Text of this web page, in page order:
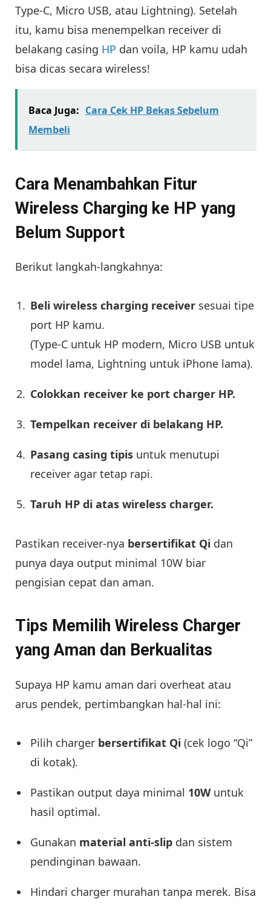
Type-C, Micro USB, atau Lightning). Setelah
itu, kamu bisa menempelkan receiver di
belakang casing HP dan voila, HP kamu udah
bisa dicas secara wireless!
Baca Juga: Cara Cek HP Bekas Sebelum
Membeli
Cara Menambahkan Fitur
Wireless Charging ke HP yang
Belum Support
Berikut langkah-langkahnya:
Beli wireless charging receiver sesuai tipe
port HP kamu.
(Type-C untuk HP modern, Micro USB untuk
model lama, Lightning untuk iPhone lama).
Colokkan receiver ke port charger HP.
Tempelkan receiver di belakang HP.
Pasang casing tipis untuk menutupi
receiver agar tetap rapi.
Taruh HP di atas wireless charger.
Pastikan receiver-nya bersertifikat Qi dan
punya daya output minimal 10W biar
pengisian cepat dan aman.
Tips Memilih Wireless Charger
yang Aman dan Berkualitas
Supaya HP kamu aman dari overheat atau
arus pendek, pertimbangkan hal-hal ini:
Pilih charger bersertifikat Qi (cek logo “Qi”
di kotak).
Pastikan output daya minimal 10Wuntuk
hasil optimal.
Gunakan material anti-slip dan sistem
pendinginan bawaan.
Hindari charger murahan tanpa merek. Bisa